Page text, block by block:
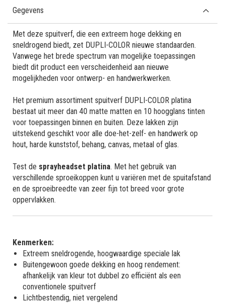
Gegevens
Met deze spuitverf, die een extreem hoge dekking en
sneldrogend biedt, zet DUPLI-COLOR nieuwe standaarden.
Vanwege het brede spectrum van mogelijke toepassingen
biedt dit product een verscheidenheid aan nieuwe
mogelijkheden voor ontwerp- en handwerkwerken.
Het premium assortiment spuitverf DUPLI-COLOR platina
bestaat uit meer dan 40 matte matten en 10 hoogglans tinten
voor toepassingen binnen en buiten. Deze lakken zijn
uitstekend geschikt voor alle doe-het-zelf- en handwerk op
hout, harde kunststof, behang, canvas, metaal of glas.
Test de sprayheadset platina. Met het gebruik van
verschillende sproeikoppen kunt u variëren met de spuitafstand
en de sproeibreedte van zeer fijn tot breed voor grote
oppervlakken.
Kenmerken:
Extreem sneldrogende, hoogwaardige speciale lak
Buitengewoon goede dekking en hoog rendement:
afhankelijk van kleur tot dubbel zo efficiënt als een
conventionele spuitverf
Lichtbestendig, niet vergelend